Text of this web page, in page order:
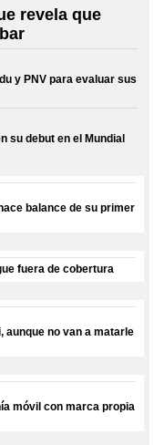
revela que
y PNV para evaluar sus
su debut en el Mundial
balance de su primer
fuera de cobertura
aunque no van a matarle
móvil con marca propia